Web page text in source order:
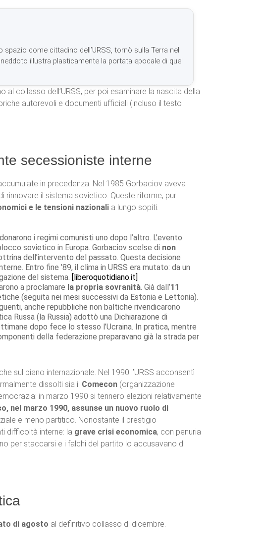
spazio come cittadino dell’URSS, tornò sulla Terra nel
illustra plasticamente la portata epocale di quel
al collasso dell’URSS, per poi esaminare la nascita della
autorevoli e documenti ufficiali (incluso il testo
secessioniste interne
in precedenza. Nel 1985 Gorbaciov aveva
rinnovare il sistema sovietico. Queste riforme, pur
e le tensioni nazionali a lungo sopiti.
i regimi comunisti uno dopo l’altro. L’evento
sovietico in Europa. Gorbaciov scelse di non
dell’intervento del passato. Questa decisione
Entro fine ’89, il clima in URSS era mutato: da un
del sistema. [liberoquotidiano.it]
a proclamare la propria sovranità. Già dall’11
(seguita nei mesi successivi da Estonia e Lettonia).
anche repubbliche non baltiche rivendicarono
Russa (la Russia) adottò una Dichiarazione di
dopo fece lo stesso l’Ucraina. In pratica, mentre
della federazione preparavano già la strada per
sul piano internazionale. Nel 1990 l’URSS acconsentì
dissolti sia il Comecon (organizzazione
in marzo 1990 si tennero elezioni relativamente
nel marzo 1990, assunse un nuovo ruolo di
e meno partitico. Nonostante il prestigio
difficoltà interne: la grave crisi economica, con penuria
per staccarsi e i falchi del partito lo accusavano di
di agosto al definitivo collasso di dicembre.